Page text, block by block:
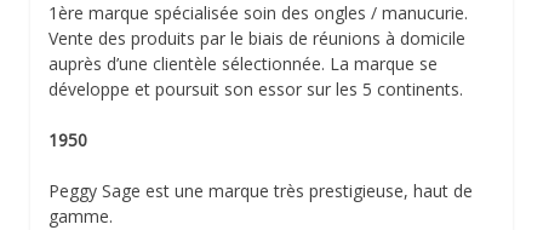
1ère marque spécialisée soin des ongles / manucurie.
Vente des produits par le biais de réunions à domicile
auprès d’une clientèle sélectionnée. La marque se
développe et poursuit son essor sur les 5 continents.
1950
Peggy Sage est une marque très prestigieuse, haut de
gamme.